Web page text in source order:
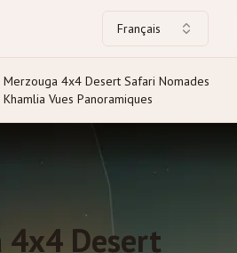
Français
Merzouga 4x4 Desert Safari Nomades
Khamlia Vues Panoramiques
4x4 Desert